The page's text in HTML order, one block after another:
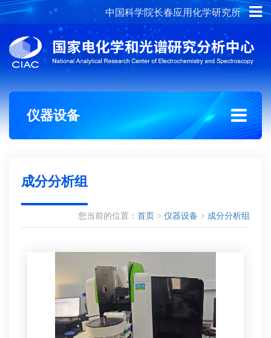
中国科学院长春应用化学研究所
概况介绍 组织架构
仪器设备
成分分析组
您当前的位置： 首页 > 仪器设备 > 成分分析组